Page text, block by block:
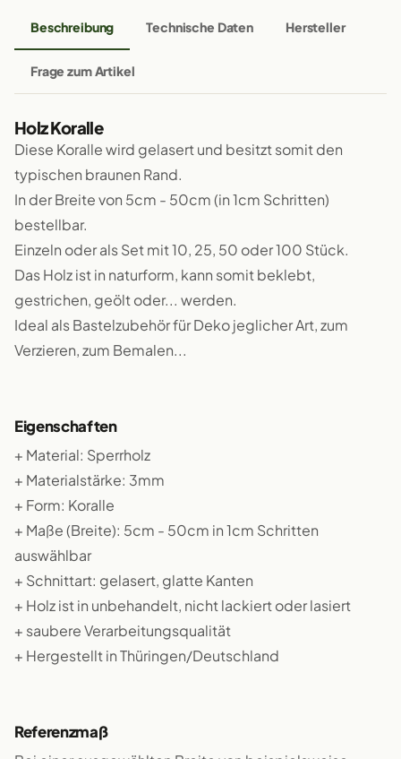
Beschreibung Technische Daten Hersteller
Frage zum Artikel
Holz Koralle
Diese Koralle wird gelasert und besitzt somit den
typischen braunen Rand.
In der Breite von 5cm - 50cm (in 1cm Schritten)
bestellbar.
Einzeln oder als Set mit 10, 25, 50 oder 100 Stück.
Das Holz ist in naturform, kann somit beklebt,
gestrichen, geölt oder... werden.
Ideal als Bastelzubehör für Deko jeglicher Art, zum
Verzieren, zum Bemalen...
Eigenschaften
+ Material: Sperrholz
+ Materialstärke: 3mm
+ Form: Koralle
+ Maße (Breite): 5cm - 50cm in 1cm Schritten
auswählbar
+ Schnittart: gelasert, glatte Kanten
+ Holz ist in unbehandelt, nicht lackiert oder lasiert
+ saubere Verarbeitungsqualität
+ Hergestellt in Thüringen/Deutschland
Referenzmaß